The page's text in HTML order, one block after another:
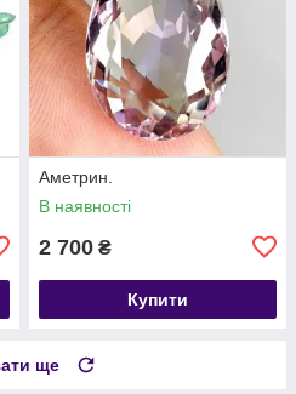
Аметрин.
В наявності
2 700 ₴
Купити
ще